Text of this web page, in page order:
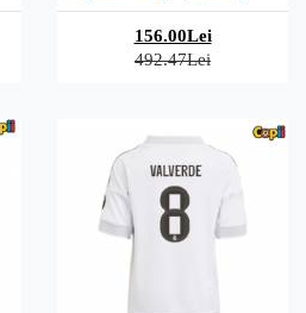
156.00Lei
492.47Lei